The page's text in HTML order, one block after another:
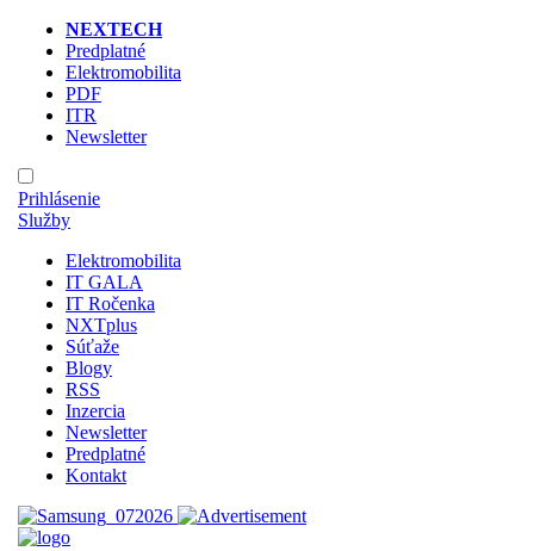
NEXTECH
Predplatné
Elektromobilita
PDF
ITR
Newsletter
Prihlásenie
Služby
Elektromobilita
IT GALA
IT Ročenka
NXTplus
Súťaže
Blogy
RSS
Inzercia
Newsletter
Predplatné
Kontakt